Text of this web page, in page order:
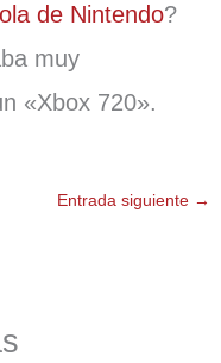
de Nintendo?
muy
«Xbox 720».
Entrada siguiente →